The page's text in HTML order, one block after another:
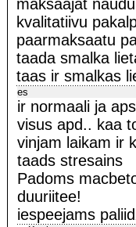
maksaajat
kvalitatiivu
paarmaksaatu
taada smalka
taas ir smalkas
es
ir normaali ja
visus apd.. kaa
vinjam laikam ir
taads stresains
Padoms
duuriitee!
iespeejams